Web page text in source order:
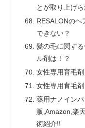
とが取り上げら
RESALONのヘ
できない？
髪の毛に関す
ル剤は！？
女性専用育毛
女性専用育毛
薬用ナノイン
販,Amazon,楽
術紹介!!